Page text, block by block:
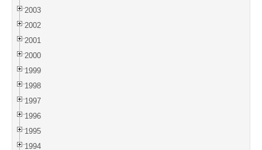
2003
2002
2001
2000
1999
1998
1997
1996
1995
1994